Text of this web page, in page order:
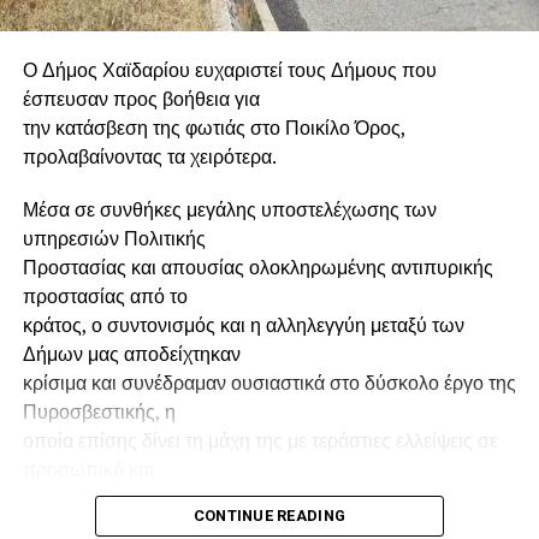
παραθέτει τις γνωστές αποστροφές τις οποίες κάθε
αντιπολίτευση γενικόλογα διατυπώνει.
Φυσικά, δεν θέλουμε σε καμία περίπτωση να
υποτιμήσουμε την προσφορά των ανθρώπων που, κάτω
από τη σφραγίδα του ΚΚΕ, συνέβαλαν στην επιχείρηση
κατάσβεσης. Σημαντική η προσφορά και παράδειγμα
προς μίμηση η εθελοντική συμμετοχή τους σε παρόμοιες
δράσεις. Κρίμα μόνο που αυτή η αυθόρμητη προσφορά
γίνεται από κάποιους εργαλείο καπηλείας και προβολής.
ΥΓ1:Παιδιά, όλοι οι εθελοντές κάποιο κόμμα
υποστηρίζουν. Δεν βγήκε όμως κανένα άλλο να
μοστραριστεί καπηλευόμενο τη διάθεση προσφοράς των
ανθρώπων. Κάποια πράγματα ή τα κάνεις επειδή τα
Ο Δήμος Χαϊδαρίου ευχαριστεί τους Δήμους που
έσπευσαν προς βοήθεια για
την κατάσβεση της φωτιάς στο Ποικίλο Όρος,
προλαβαίνοντας τα χειρότερα.
Μέσα σε συνθήκες μεγάλης υποστελέχωσης των
υπηρεσιών Πολιτικής
Προστασίας και απουσίας ολοκληρωμένης αντιπυρικής
προστασίας από το
κράτος, ο συντονισμός και η αλληλεγγύη μεταξύ των
Δήμων μας αποδείχτηκαν
κρίσιμα και συνέδραμαν ουσιαστικά στο δύσκολο έργο της
Πυροσβεστικής, η
οποία επίσης δίνει τη μάχη της με τεράστιες ελλείψεις σε
CONTINUE READING